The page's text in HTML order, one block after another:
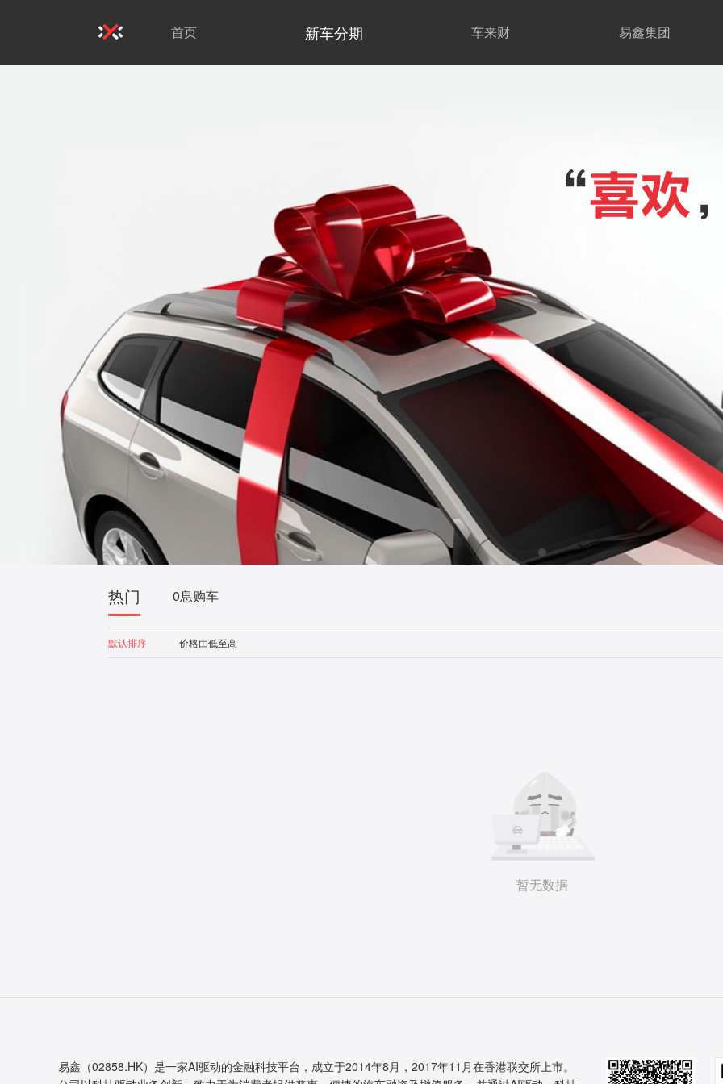
首页 新车分期 车来财 易鑫集团
热门 0息购车
默认排序 价格由低至高
暂无数据
易鑫（02858.HK）是一家AI驱动的金融科技平台，成立于2014年8月，2017年11月在香港联交所上市。